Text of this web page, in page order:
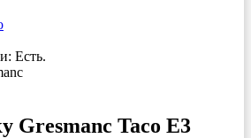
Есть.
Gresmanc Taco E3